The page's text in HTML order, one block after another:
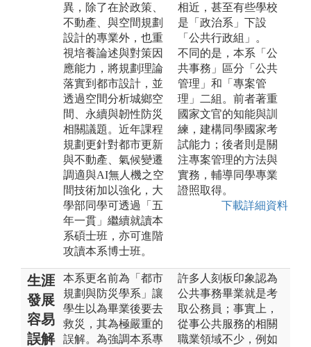
異，除了在於政策、
不動產、與空間規劃
設計的專業外，也重
視培養論述與對策因
應能力，將規劃理論
落實到都市設計，並
透過空間分析城鄉空
間、永續與韌性防災
相關議題。近年課程
規劃更針對都市更新
與不動產、氣候變遷
調適與AI無人機之空
間技術加以強化，大
學部同學可透過「五
年一貫」繼續就讀本
系碩士班，亦可進階
攻讀本系博士班。
相近，甚至有些學校
是「政治系」下設
「公共行政組」。
不同的是，本系「公
共事務」區分「公共
管理」和「專案管
理」二組。前者著重
國家文官的知能與訓
練，建構同學國家考
試能力；後者則是關
注專案管理的方法與
實務，輔導同學專業
證照取得。
下載詳細資料
生涯
發展
容易
誤解
本系更名前為「都市
規劃與防災學系」讓
學生以為畢業後要去
救災，其為極嚴重的
誤解。為強調本系專
許多人刻板印象認為
公共事務畢業就是考
取公務員；事實上，
從事公共服務的相關
職業領域不少，例如